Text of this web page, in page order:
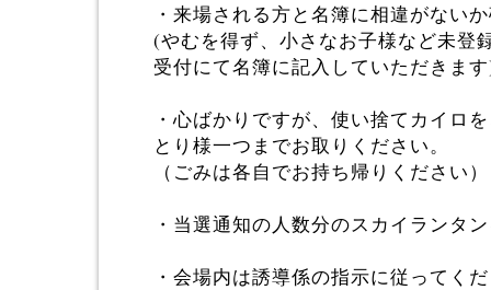
・来場される方と名簿に相違がない
(やむを得ず、小さなお子様など未登
受付にて名簿に記入していただきま
・心ばかりですが、使い捨てカイロ
とり様一つまでお取りください。
（ごみは各自でお持ち帰りください）
・当選通知の人数分のスカイランタ
・会場内は誘導係の指示に従ってく